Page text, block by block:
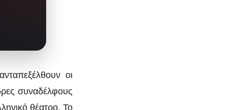
οι
συναδέλφους
θέατρο. Το